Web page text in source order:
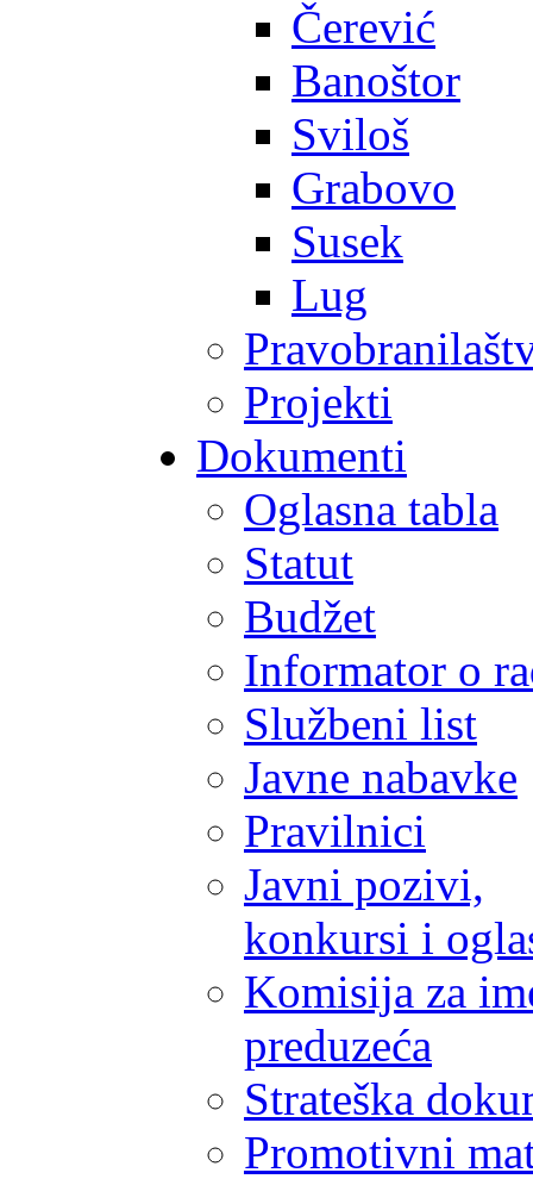
Čerević
Banoštor
Sviloš
Grabovo
Susek
Lug
Projekti
Dokumenti
Oglasna tabla
Statut
Budžet
Informator o
Službeni list
Javne nabavke
Pravilnici
Javni pozivi,
konkursi i
Komisija za
preduzeća
Strateška
Promotivni